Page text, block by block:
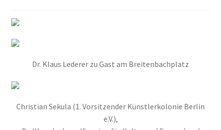
2021Dr. Klaus Lederer zu Gast am Breitenbachplatz
Christian Sekula (1. Vorsitzender Künstlerkolonie Berlin
e.V.),